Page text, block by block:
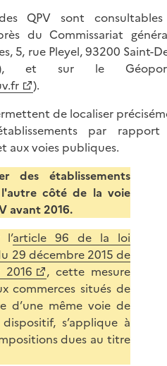
QPV sont
du Commissariat
5, rue Pleyel, 93200 Saint-
et sur le
).
de localiser
par rapport
aux voies publiques.
des établissements
côté de la voie
avant 2016.
article 96 de la loi
29 décembre 2015 de
, cette mesure
commerces situés de
d’une même voie de
s’applique à
dues au titre